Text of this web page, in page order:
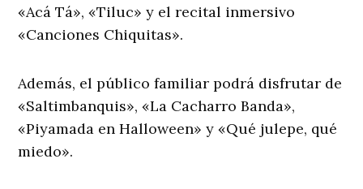
«Acá Tá», «Tiluc» y el recital inmersivo
«Canciones Chiquitas».
Además, el público familiar podrá disfrutar de
«Saltimbanquis», «La Cacharro Banda»,
«Piyamada en Halloween» y «Qué julepe, qué
miedo».